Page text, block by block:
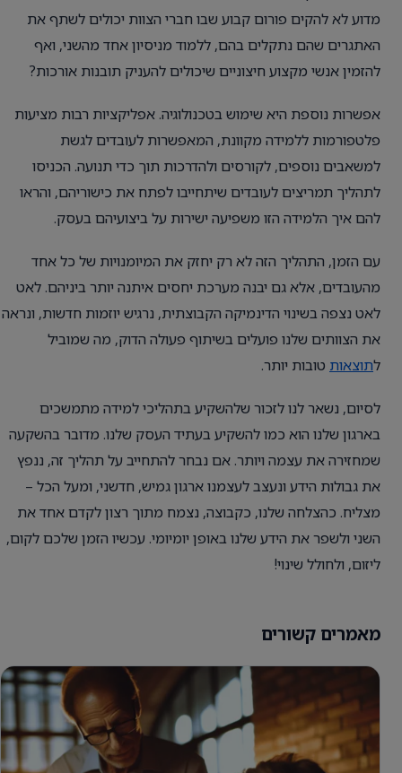
מדוע לא להקים פורום קבוע שבו חברי הצוות יכולים לשתף את
האתגרים שהם נתקלים בהם, ללמוד מניסיון אחד מהשני, ואף
להזמין אנשי מקצוע חיצוניים שיכולים להעניק תובנות אורכות?
אפשרות נוספת היא שימוש בטכנולוגיה. אפליקציות רבות מציעות
פלטפורמות ללמידה מקוונת, המאפשרות לעובדים לגשת
למשאבים נוספים, לקורסים ולהדרכות תוך כדי תנועה. הכניסו
לתהליך תמריצים לעובדים שיתחייבו לפתח את כישוריהם, והראו
להם איך הלמידה הזו משפיעה ישירות על ביצועיהם בעסק.
עם הזמן, התהליך הזה לא רק יחזק את המיומנויות של כל אחד
מהעובדים, אלא גם יבנה מערכת יחסים איתנה יותר ביניהם. לאט
לאט נצפה בשינוי הדינמיקה הקבוצתית, נרגיש יוזמות חדשות, ונראה
את הצוותים שלנו פועלים בשיתוף פעולה הדוק, מה שמוביל
לתוצאות טובות יותר.
לסיום, נשאר לנו לזכור שלהשקיע בתהליכי למידה מתמשכים
בארגון שלנו הוא כמו להשקיע בעתיד העסק שלנו. מדובר בהשקעה
שמחזירה את עצמה ויותר. אם נבחר להתחייב על תהליך זה, ננפץ
את גבולות הידע ונעצב לעצמנו ארגון גמיש, חדשני, ומעל הכל –
מצליח. כהצלחה שלנו, כקבוצה, נצמח מתוך רצון לקדם אחד את
השני ולשפר את הידע שלנו באופן יומיומי. עכשיו הזמן שלכם לקום,
ליזום, ולחולל שינוי!
מאמרים קשורים